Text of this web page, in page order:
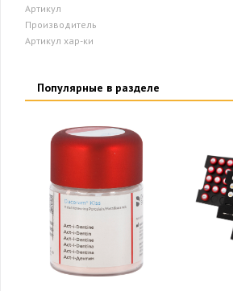
Артикул
Производитель
Артикул хар-ки
Популярные в разделе